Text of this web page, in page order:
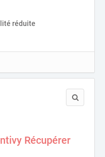
réduite
Récupérer